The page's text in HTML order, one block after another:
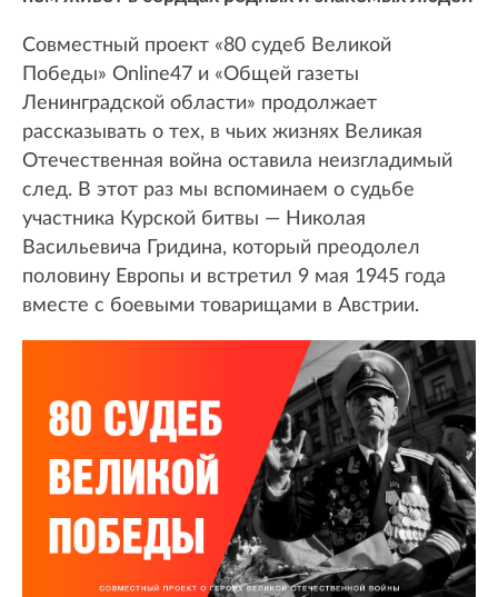
Совместный проект «80 судеб Великой
Победы» Online47 и «Общей газеты
Ленинградской области» продолжает
рассказывать о тех, в чьих жизнях Великая
Отечественная война оставила неизгладимый
след. В этот раз мы вспоминаем о судьбе
участника Курской битвы — Николая
Васильевича Гридина, который преодолел
половину Европы и встретил 9 мая 1945 года
вместе с боевыми товарищами в Австрии.